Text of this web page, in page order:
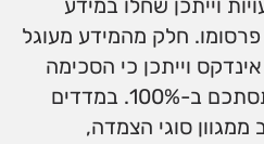
וייתכן שחלו במידע
פרסומו. חלק מהמידע מעוגל
וייתכן כי הסכימה
של סוג מידע מסוים לא תסתכם ב-100%. במדדים
סוגי הצמדה,